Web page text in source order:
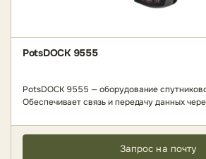
PotsDOCK 9555
PotsDOCK 9555 — оборудование
Обеспечивает связь и передачу данных
Запрос на почту